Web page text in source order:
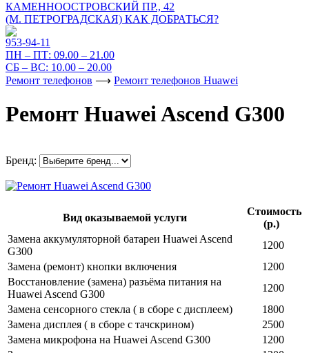
КАМЕННООСТРОВСКИЙ ПР., 42
(М. ПЕТРОГРАДСКАЯ) КАК ДОБРАТЬСЯ?
953-94-11
ПН – ПТ: 09.00 – 21.00
СБ – ВС: 10.00 – 20.00
Ремонт телефонов ⟶ Ремонт телефонов Huawei
Ремонт Huawei Ascend G300
Бренд:
Вид оказываемой услуги
Стоимость
(р.)
Замена аккумуляторной батареи Huawei Ascend
G300
1200
Замена (ремонт) кнопки включения
1200
Восстановление (замена) разъёма питания на
Huawei Ascend G300
1200
Замена сенсорного стекла ( в сборе с дисплеем)
1800
Замена дисплея ( в сборе с тачскрином)
2500
Замена микрофона на Huawei Ascend G300
1200